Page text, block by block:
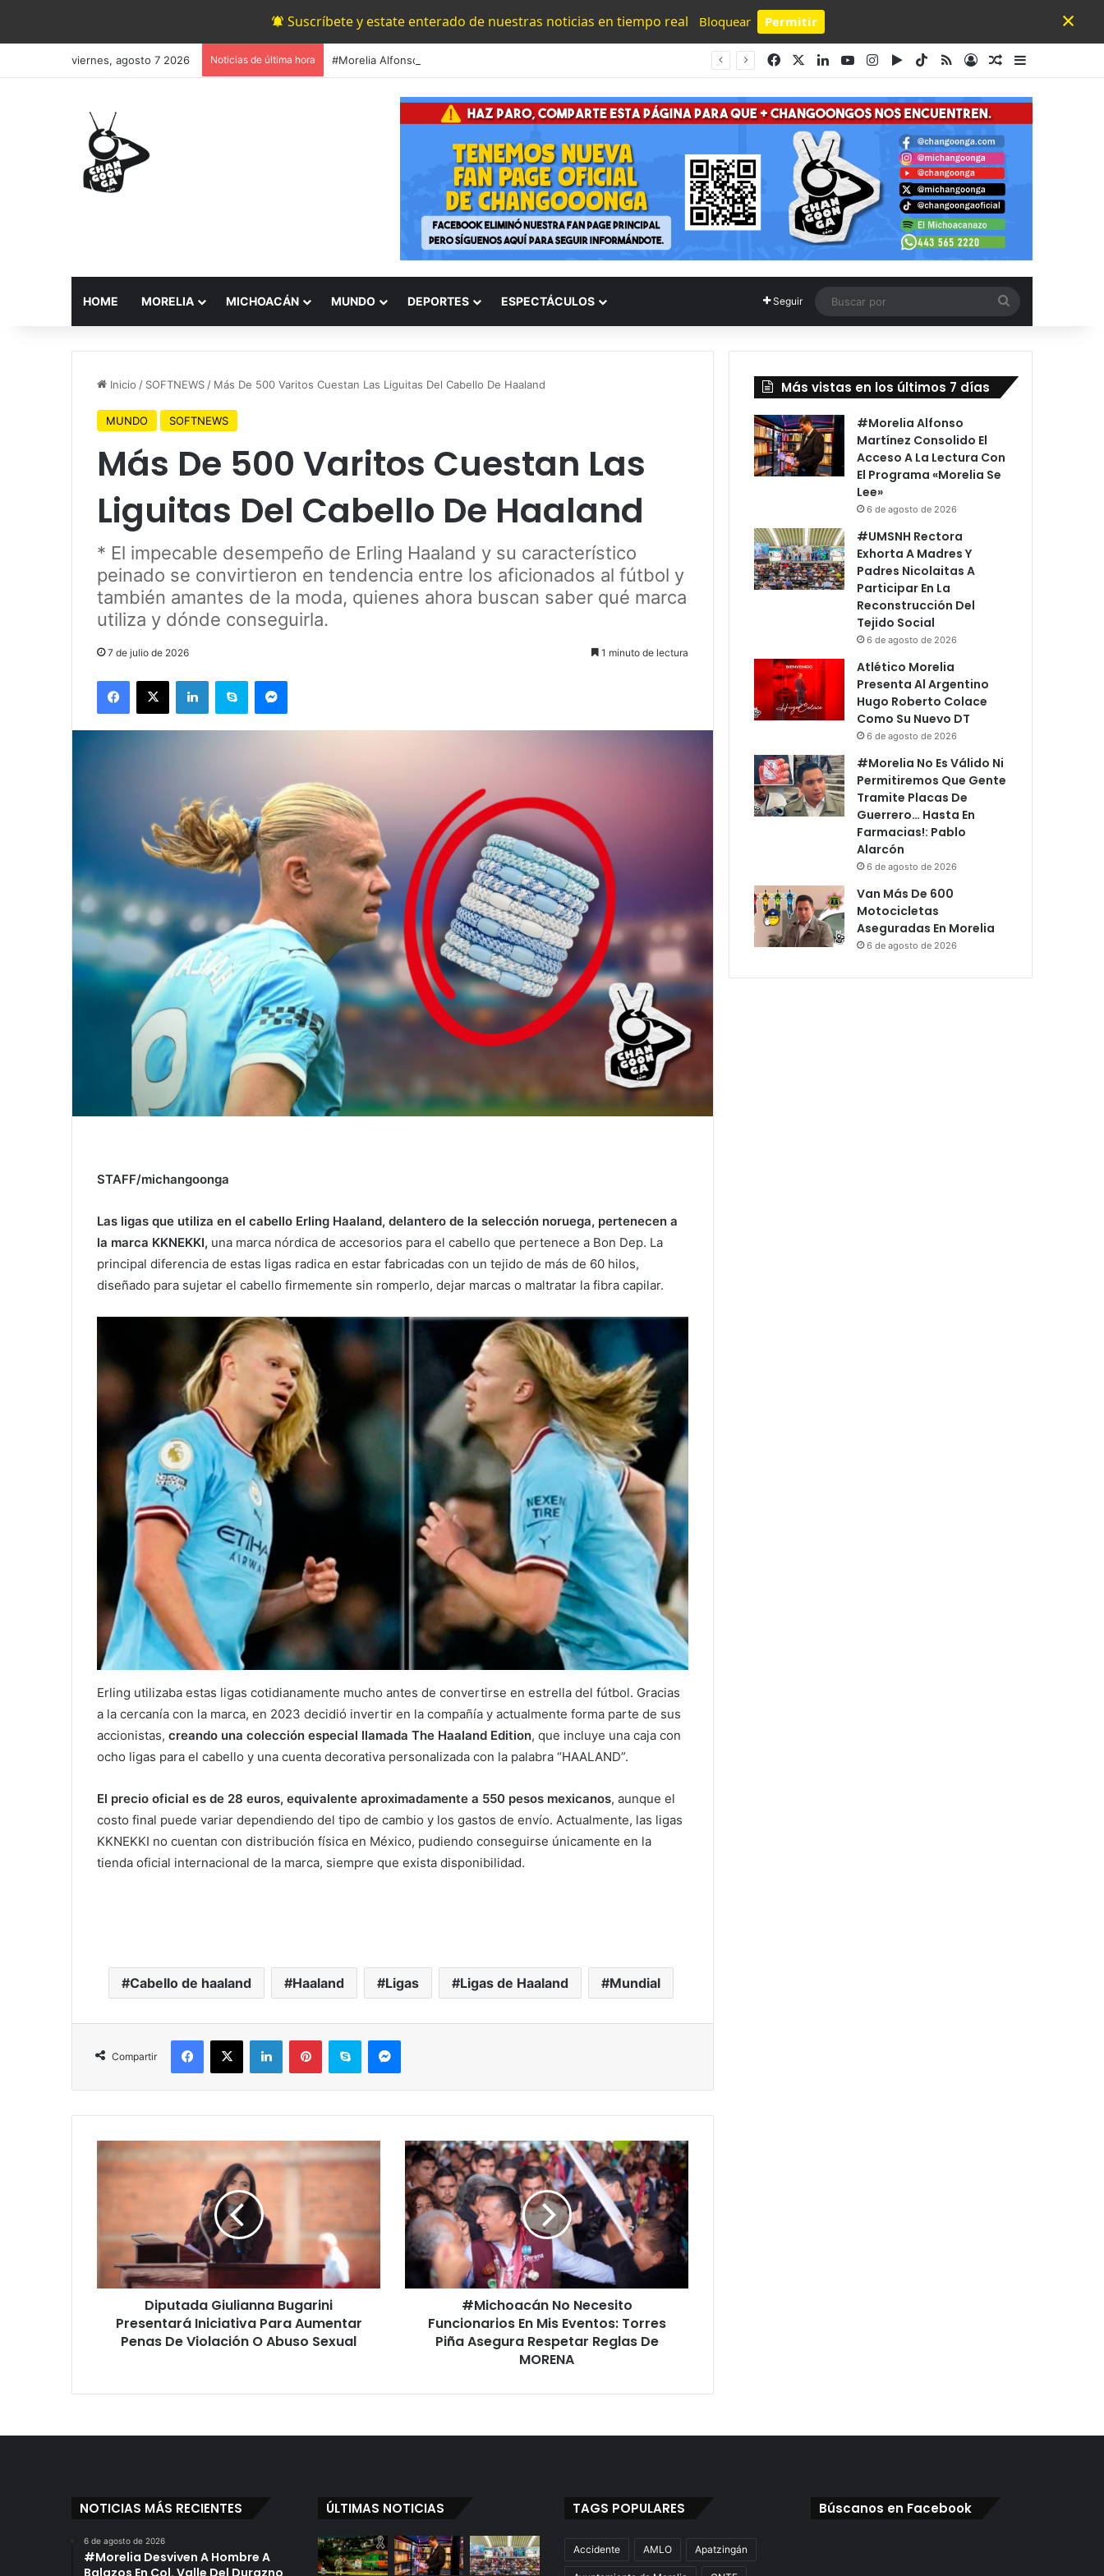
Suscríbete y estate enterado de nuestras noticias en tiempo real Bloquear Permitir
Powered by SendPulse
×
viernes, agosto 7 2026 Noticias de última hora FacebookLinkedInYouTubeInstagram
Google Play
TikTok
RSSAccesoPublicación al
Barra lateral
HOME MORELIA MICHOACÁN MUNDO DEPORTES ESPECTÁCULOS Seguir
por
Inicio / SOFTNEWS / Más De 500 Varitos Cuestan Las Liguitas Del Cabello De Haaland
MUNDO SOFTNEWS
Más De 500 Varitos Cuestan Las
Liguitas Del Cabello De Haaland
* El impecable desempeño de Erling Haaland y su característico
peinado se convirtieron en tendencia entre los aficionados al fútbol y
también amantes de la moda, quienes ahora buscan saber qué marca
utiliza y dónde conseguirla.
7 de julio de 2026 1 minuto de lectura
Facebook
X LinkedInSkype Messenger
STAFF/michangoonga
Las ligas que utiliza en el cabello Erling Haaland, delantero de la selección noruega, pertenecen a
la marca KKNEKKI, una marca nórdica de accesorios para el cabello que pertenece a Bon Dep. La
principal diferencia de estas ligas radica en estar fabricadas con un tejido de más de 60 hilos,
diseñado para sujetar el cabello firmemente sin romperlo, dejar marcas o maltratar la fibra capilar.
Erling utilizaba estas ligas cotidianamente mucho antes de convertirse en estrella del fútbol. Gracias
a la cercanía con la marca, en 2023 decidió invertir en la compañía y actualmente forma parte de sus
accionistas, creando una colección especial llamada The Haaland Edition, que incluye una caja con
ocho ligas para el cabello y una cuenta decorativa personalizada con la palabra “HAALAND”.
El precio oficial es de 28 euros, equivalente aproximadamente a 550 pesos mexicanos, aunque el
costo final puede variar dependiendo del tipo de cambio y los gastos de envío. Actualmente, las ligas
KKNEKKI no cuentan con distribución física en México, pudiendo conseguirse únicamente en la
tienda oficial internacional de la marca, siempre que exista disponibilidad.
Cabello de haaland Haaland Ligas Ligas de Haaland Mundial
Compartir
Facebook
X LinkedInPinterestSkype Messenger
Diputada
Presentará
Para
Aumentar
Penas
De
Abuso
Diputada Giulianna Bugarini
Presentará Iniciativa Para Aumentar
Penas De Violación O Abuso Sexual
#Michoacán
No
Necesito
Funcionarios
En
Mis
Eventos:
Torres
Piña
Respetar
Reglas
#Michoacán No Necesito
Funcionarios En Mis Eventos: Torres
Piña Asegura Respetar Reglas De
MORENA
Más vistas en los últimos 7 días
#Morelia Alfonso
Martínez Consolido El
Acceso A La Lectura Con
El Programa «Morelia Se
Lee»
6 de agosto de 2026
#UMSNH Rectora
Exhorta A Madres Y
Padres Nicolaitas A
Participar En La
Reconstrucción Del
Tejido Social
6 de agosto de 2026
Atlético Morelia
Presenta Al Argentino
Hugo Roberto Colace
Como Su Nuevo DT
6 de agosto de 2026
#Morelia No Es Válido Ni
Permitiremos Que Gente
Tramite Placas De
Guerrero… Hasta En
Farmacias!: Pablo
Alarcón
6 de agosto de 2026
Van Más De 600
Motocicletas
Aseguradas En Morelia
6 de agosto de 2026
NOTICIAS MÁS RECIENTES
6 de agosto de 2026
#Morelia Desviven A Hombre A
Balazos En Col. Valle Del Durazno
ÚLTIMAS NOTICIAS TAGS POPULARES
Accidente AMLO Apatzingán
Búscanos en Facebook